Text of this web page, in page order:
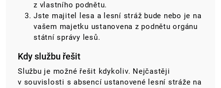
z vlastního podnětu.
Jste majitel lesa a lesní stráž bude nebo je na
vašem majetku ustanovena z podnětu orgánu
státní správy lesů.
Kdy službu řešit
Službu je možné řešit kdykoliv. Nejčastěji
v souvislosti s absencí ustanovené lesní stráže na